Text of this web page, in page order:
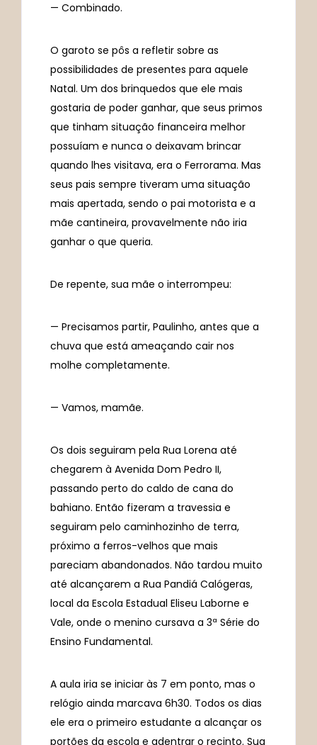
— Combinado.
O garoto se pôs a refletir sobre as
possibilidades de presentes para aquele
Natal. Um dos brinquedos que ele mais
gostaria de poder ganhar, que seus primos
que tinham situação financeira melhor
possuíam e nunca o deixavam brincar
quando lhes visitava, era o Ferrorama. Mas
seus pais sempre tiveram uma situação
mais apertada, sendo o pai motorista e a
mãe cantineira, provavelmente não iria
ganhar o que queria.
De repente, sua mãe o interrompeu:
— Precisamos partir, Paulinho, antes que a
chuva que está ameaçando cair nos
molhe completamente.
— Vamos, mamãe.
Os dois seguiram pela Rua Lorena até
chegarem à Avenida Dom Pedro II,
passando perto do caldo de cana do
bahiano. Então fizeram a travessia e
seguiram pelo caminhozinho de terra,
próximo a ferros-velhos que mais
pareciam abandonados. Não tardou muito
até alcançarem a Rua Pandiá Calógeras,
local da Escola Estadual Eliseu Laborne e
Vale, onde o menino cursava a 3ª Série do
Ensino Fundamental.
A aula iria se iniciar às 7 em ponto, mas o
relógio ainda marcava 6h30. Todos os dias
ele era o primeiro estudante a alcançar os
portões da escola e adentrar o recinto. Sua